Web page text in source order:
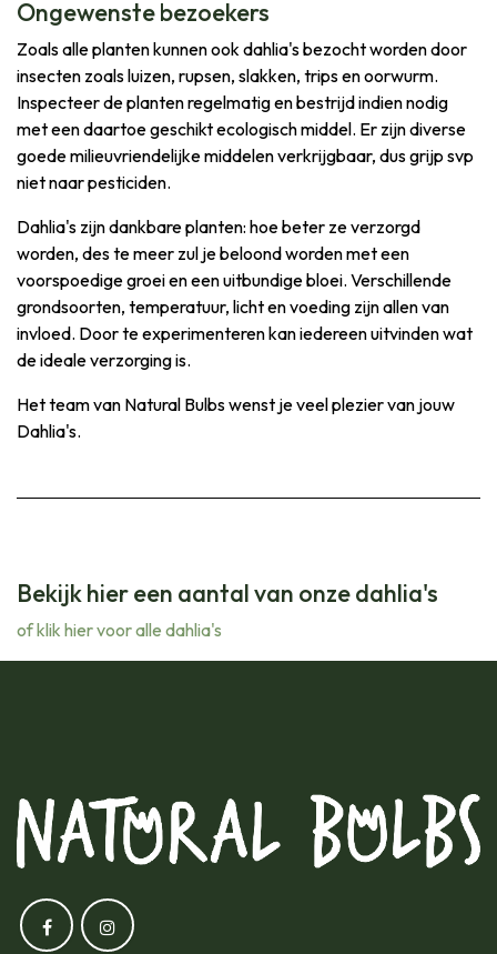
Ongewenste bezoekers
Zoals alle planten kunnen ook dahlia's bezocht worden door
insecten zoals luizen, rupsen, slakken, trips en oorwurm.
Inspecteer de planten regelmatig en bestrijd indien nodig
met een daartoe geschikt ecologisch middel. Er zijn diverse
goede milieuvriendelijke middelen verkrijgbaar, dus grijp svp
niet naar pesticiden.
Dahlia's zijn dankbare planten: hoe beter ze verzorgd
worden, des te meer zul je beloond worden met een
voorspoedige groei en een uitbundige bloei. Verschillende
grondsoorten, temperatuur, licht en voeding zijn allen van
invloed. Door te experimenteren kan iedereen uitvinden wat
de ideale verzorging is.
Het team van Natural Bulbs wenst je veel plezier van jouw
Dahlia's.
Bekijk hier een aantal van onze dahlia's
of klik hier voor alle dahlia's